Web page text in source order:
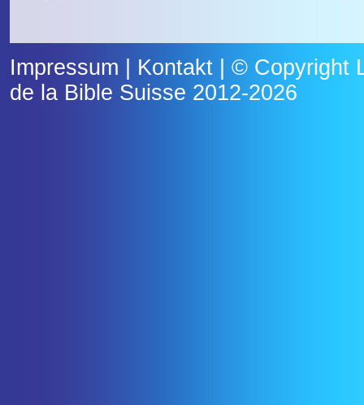
Impressum Kontakt| © Copyright
de la Bible Suisse 2012-2026